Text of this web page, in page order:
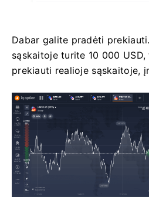
Dabar galite pradėti
sąskaitoje turite 10 000
prekiauti realioje sąskaitoje,